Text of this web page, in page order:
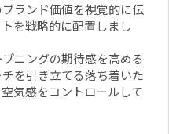
ランド価値を視覚的に伝
を戦略的に配置しまし
ニングの期待感を高める
を引き立てる落ち着いた
気感をコントロールして